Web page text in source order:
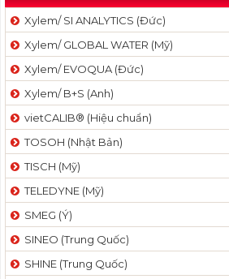
Xylem/ SI ANALYTICS (Đức)
Xylem/ GLOBAL WATER (Mỹ)
Xylem/ EVOQUA (Đức)
Xylem/ B+S (Anh)
vietCALIB® (Hiệu chuẩn)
TOSOH (Nhật Bản)
TISCH (Mỹ)
TELEDYNE (Mỹ)
SMEG (Ý)
SINEO (Trung Quốc)
SHINE (Trung Quốc)